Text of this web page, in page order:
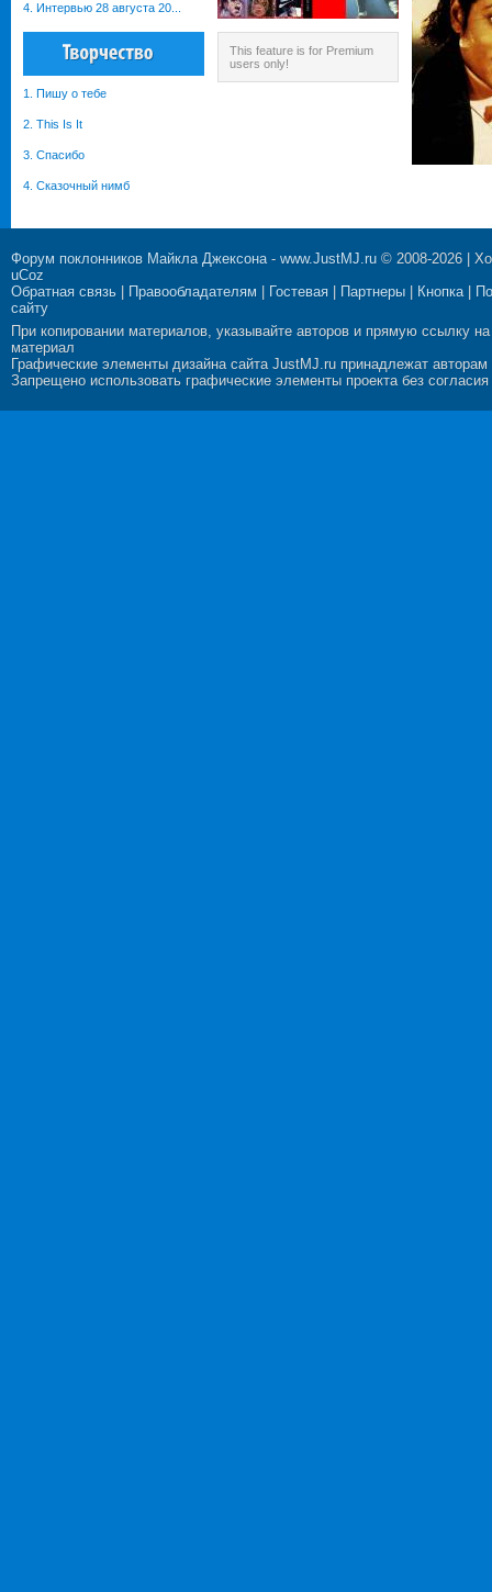
4. Интервью 28 августа 20...
1. Пишу о тебе
2. This Is It
3. Спасибо
4. Сказочный нимб
This feature is for Premium
users only!
Форум поклонников Майкла Джексона- www.JustMJ.ru © 2008-2026 |
uCoz
Обратная связь
Правообладателям Гостевая Партнеры Кнопка|
сайту
При копировании материалов, указывайте авторов и прямую ссылку на
материал
Графические элементы дизайна сайта JustMJ.ru принадлежат авторам
Запрещено использовать графические элементы проекта без согласия